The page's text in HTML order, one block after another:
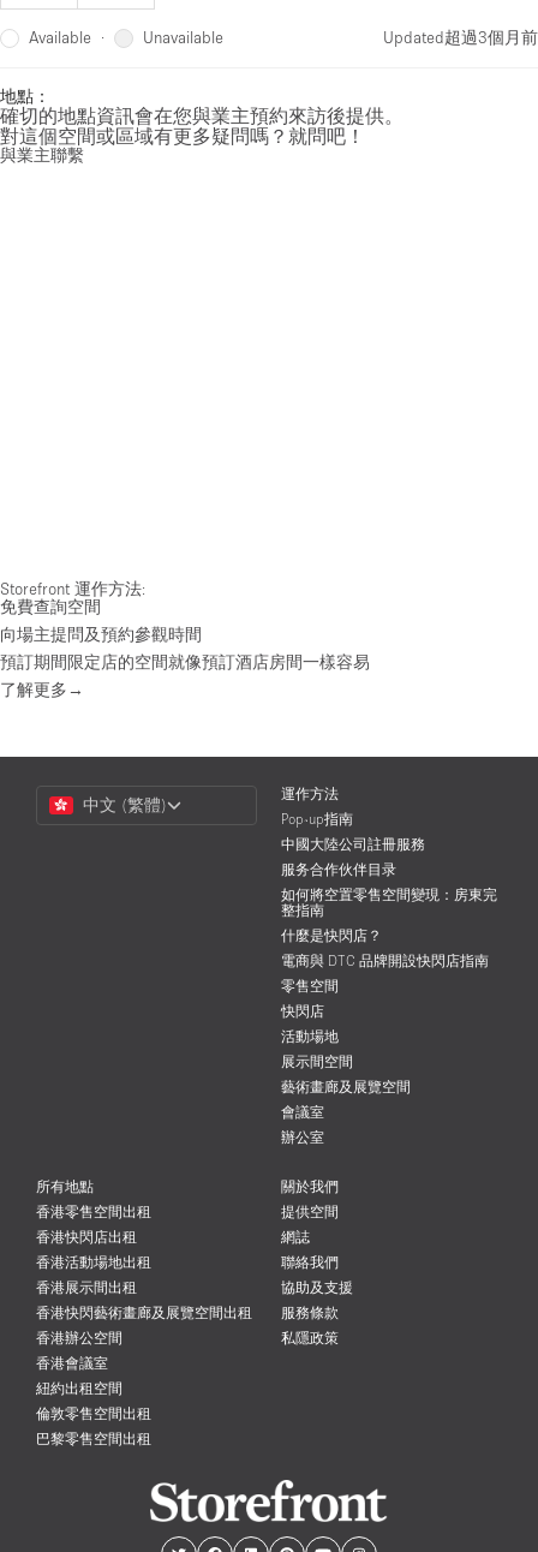
Available · Unavailable Updated超過3個月前
地點：
確切的地點資訊會在您與業主預約來訪後提供。
對這個空間或區域有更多疑問嗎？就問吧！
與業主聯繫
Storefront 運作方法:
免費查詢空間
向場主提問及預約參觀時間
預訂期間限定店的空間就像預訂酒店房間一樣容易
了解更多→
Choose
Language
中文 (繁體)
運作方法
Pop-up指南
中國大陸公司註冊服務
服务合作伙伴目录
如何將空置零售空間變現：房東完
整指南
什麼是快閃店？
電商與 DTC 品牌開設快閃店指南
零售空間
快閃店
活動場地
展示間空間
藝術畫廊及展覽空間
會議室
辦公室
所有地點
香港零售空間出租
香港快閃店出租
香港活動場地出租
香港展示間出租
香港快閃藝術畫廊及展覽空間出租
香港辦公空間
香港會議室
紐約出租空間
倫敦零售空間出租
巴黎零售空間出租
關於我們
提供空間
網誌
聯絡我們
協助及支援
服務條款
私隱政策